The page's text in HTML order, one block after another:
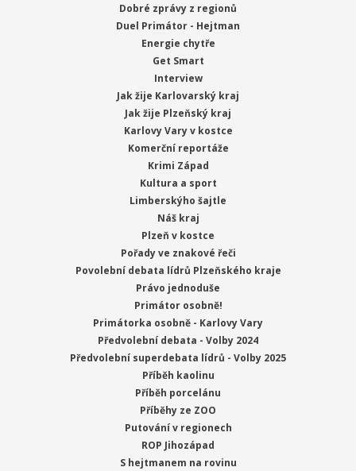
Dobré zprávy z regionů
Duel Primátor - Hejtman
Energie chytře
Get Smart
Interview
Jak žije Karlovarský kraj
Jak žije Plzeňský kraj
Karlovy Vary v kostce
Komerční reportáže
Krimi Západ
Kultura a sport
Limberskýho šajtle
Náš kraj
Plzeň v kostce
Pořady ve znakové řeči
Povolební debata lídrů Plzeňského kraje
Právo jednoduše
Primátor osobně!
Primátorka osobně - Karlovy Vary
Předvolební debata - Volby 2024
Předvolební superdebata lídrů - Volby 2025
Příběh kaolinu
Příběh porcelánu
Příběhy ze ZOO
Putování v regionech
ROP Jihozápad
S hejtmanem na rovinu